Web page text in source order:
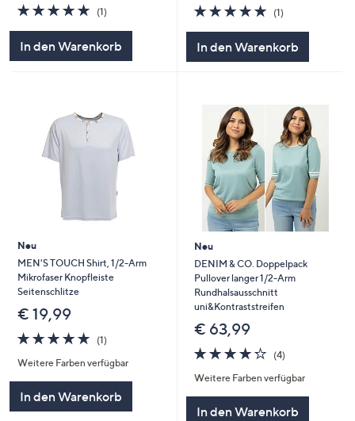
5.0
von
(1)1
In den Warenkorb
5.0
von
(1)1
In den Warenkorb
Neu
MEN'S TOUCH Shirt, 1/2-Arm
Mikrofaser Knopfleiste
Seitenschlitze
€ 19,99
5.0
von
5
(1)1
Weitere Farben verfügbar
In den Warenkorb
Neu
DENIM & CO. Doppelpack
Pullover langer 1/2-Arm
Rundhalsausschnitt
uni&Kontraststreifen
€ 63,99
4.2
von
5
(4)4
Weitere Farben verfügbar
In den Warenkorb